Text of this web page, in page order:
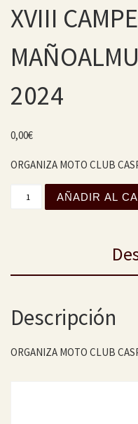
XVIII
2024
0,00€
ORGANIZA MOTO CLUB
XVIII CAMPEONATO
AÑADIR AL
Descripción
ORGANIZA MOTO CLUB